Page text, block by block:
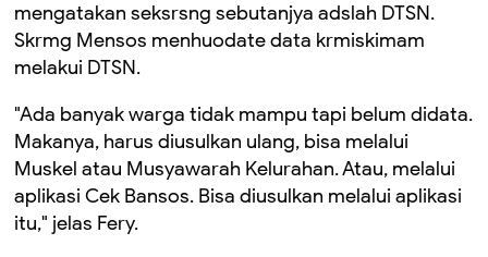
mengatakan seksrsng sebutanjya adslah DTSN.
Skrmg Mensos menhuodate data krmiskimam
melakui DTSN.
"Ada banyak warga tidak mampu tapi belum didata.
Makanya, harus diusulkan ulang, bisa melalui
Muskel atau Musyawarah Kelurahan. Atau, melalui
aplikasi Cek Bansos. Bisa diusulkan melalui aplikasi
itu," jelas Fery.